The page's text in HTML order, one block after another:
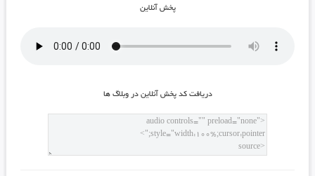
پخش آنلاين
دريافت کد پخش آنلاين در وبلاگ ها